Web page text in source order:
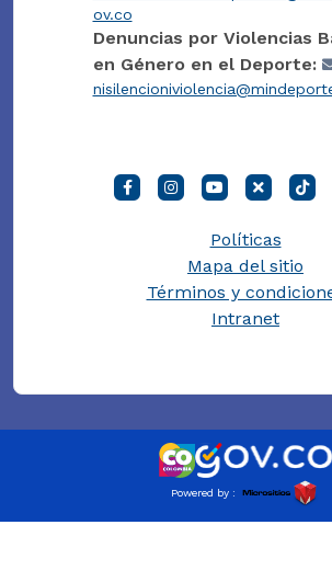
ov.co
Denuncias por Violencias
en Género en el Deporte:
Políticas
Mapa del sitio
Términos y
Intranet
Powered by :